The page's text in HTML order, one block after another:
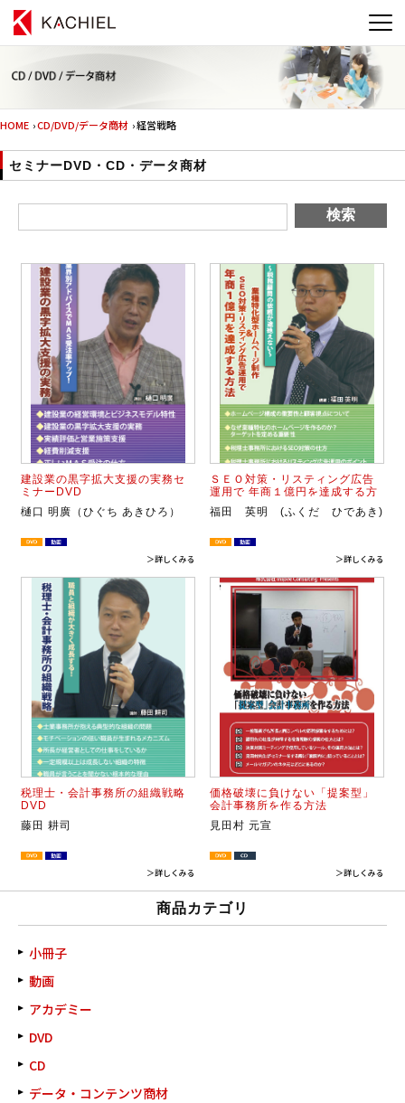
HOME ›CD/DVD/データ商材 › 経営戦略
セミナーDVD・CD・データ商材
建設業の黒字拡大支援の実務セ
ミナーDVD
樋口 明廣（ひぐち あきひろ）
＞詳しくみる
ＳＥＯ対策・リスティング広告
運用で 年商１億円を達成する方
法DVD
福田 英明 (ふくだ ひであき)
＞詳しくみる
税理士・会計事務所の組織戦略
DVD
藤田 耕司
＞詳しくみる
価格破壊に負けない「提案型」
会計事務所を作る方法
見田村 元宣
＞詳しくみる
商品カテゴリ
小冊子
動画
アカデミー
DVD
CD
データ・コンテンツ商材